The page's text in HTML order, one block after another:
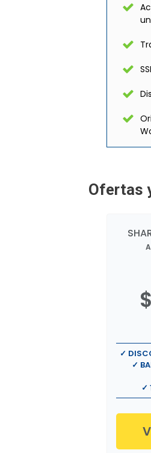
Ofertas
✓
✓
✓